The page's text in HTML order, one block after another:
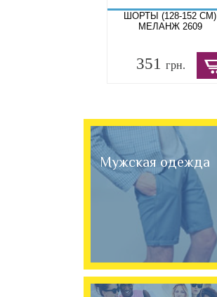
ШОРТЫ (128-152 СМ)
МЕЛАНЖ 2609
351 грн.
Мужская одежда